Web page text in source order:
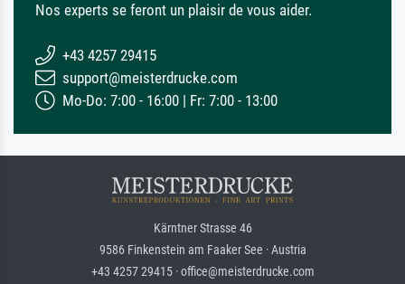
Nos experts se feront un plaisir de vous aider.
+43 4257 29415
support@meisterdrucke.com
Mo-Do: 7:00 - 16:00 | Fr: 7:00 - 13:00
Kärntner Strasse 46
9586 Finkenstein am Faaker See · Austria
+43 4257 29415 · office@meisterdrucke.com